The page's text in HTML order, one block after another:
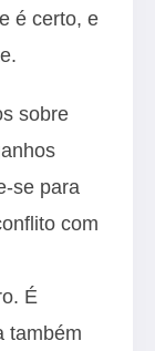
é certo, e
sobre
se para
com
É
também